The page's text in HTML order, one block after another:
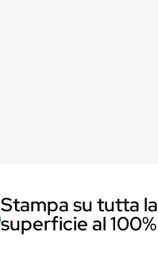
Stampa su tutta la
superficie al 100%